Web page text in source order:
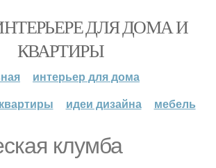
ДЛЯ ДОМА И
КВАРТИРЫ
интерьер для дома
идеи дизайна мебель
клумба